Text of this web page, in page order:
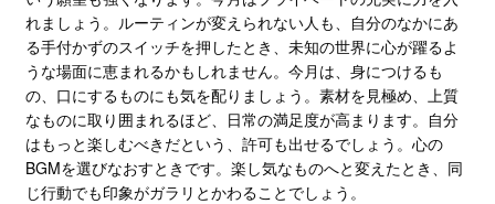
れましょう。ルーティンが変えられない人も、自分のなかにあ
る手付かずのスイッチを押したとき、未知の世界に心が躍るよ
うな場面に恵まれるかもしれません。今月は、身につけるも
の、口にするものにも気を配りましょう。素材を見極め、上質
なものに取り囲まれるほど、日常の満足度が高まります。自分
はもっと楽しむべきだという、許可も出せるでしょう。心の
BGMを選びなおすときです。楽し気なものへと変えたとき、同
じ行動でも印象がガラリとかわることでしょう。